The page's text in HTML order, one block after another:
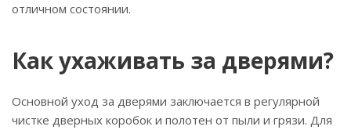
отличном состоянии.
Как ухаживать за дверями?
Основной уход за дверями заключается в регулярной
чистке дверных коробок и полотен от пыли и грязи. Для